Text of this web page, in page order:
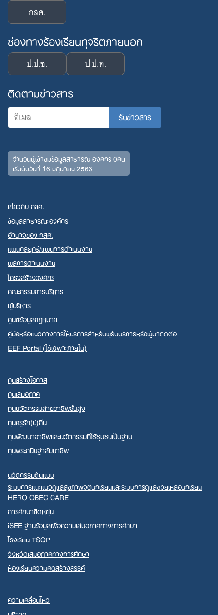
for:
กสศ.
ช่องทางร้องเรียนทุจริตภายนอก
ป.ป.ช. ป.ป.ท.
ติดตามข่าวสาร
จำนวนผู้เข้าชมข้อมูลสาธารณะองค์กร 0คน
เริ่มนับวันที่ 16 มิถุนายน 2563
เกี่ยวกับ กสศ.
ข้อมูลสาธารณะองค์กร
อำนาจของ กสศ.
แผนกลยุทธ์/แผนการดำเนินงาน
ผลการดำเนินงาน
โครงสร้างองค์กร
คณะกรรมการบริหาร
ผู้บริหาร
ศูนย์ข้อมูลกฎหมาย
คู่มือหรือแนวทางการให้บริการสำหรับผู้รับบริการหรือผู้มาติดต่อ
EEF Portal (ใช้เฉพาะภายใน)
ทุนสร้างโอกาส
ทุนเสมอภาค
ทุนนวัตกรรมสายอาชีพชั้นสูง
ทุนครูรัก(ษ์)ถิ่น
ทุนพัฒนาอาชีพและนวัตกรรมที่ใช้ชุมชนเป็นฐาน
ทุนพระกนิษฐาสัมมาชีพ
นวัตกรรมต้นแบบ
ระบบการแนะแนวดูแลสุขภาพจิตนักเรียนและระบบการดูแลช่วยเหลือนักเรียน
HERO OBEC CARE
การศึกษายืดหยุ่น
iSEE ฐานข้อมูลเพื่อความเสมอภาคทางการศึกษา
โรงเรียน TSQP
จังหวัดเสมอภาคทางการศึกษา
ห้องเรียนความคิดสร้างสรรค์
ความเคลื่อนไหว